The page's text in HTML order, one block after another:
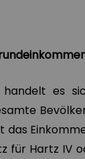
es
das
für Hartz IV